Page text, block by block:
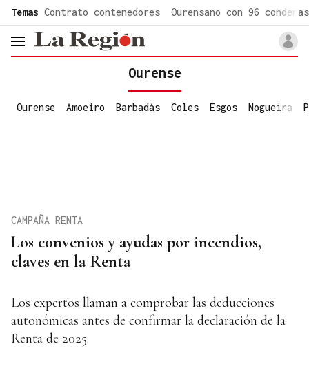
Temas Contrato contenedores Ourensano con 96 condenas
header.menu.open
Ourense
Ourense Amoeiro Barbadás Coles Esgos Nogueira
Los convenios y ayudas por incendios,
claves en la Renta
CAMPAÑA RENTA
Los expertos llaman a comprobar las deducciones
autonómicas antes de confirmar la declaración de la
Renta de 2025.